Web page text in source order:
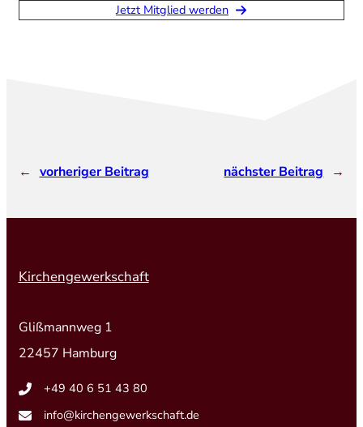
Jetzt Mitglied werden
← vorheriger Beitrag nächster Beitrag →
Kirchengewerkschaft
Glißmannweg 1
22457 Hamburg
+49 40 6 51 43 80
info@kirchengewerkschaft.de